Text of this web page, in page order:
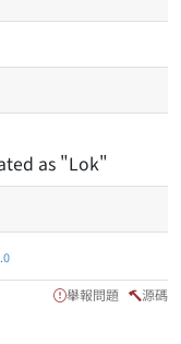
as "Lok"
舉報問題 源碼